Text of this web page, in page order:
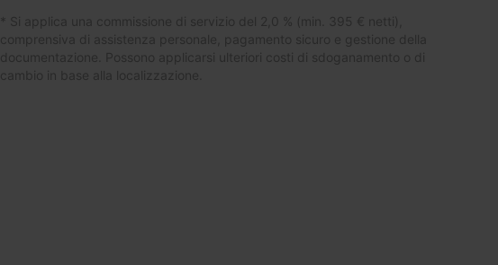
* Si applica una commissione di servizio del 2,0 % (min. 395 € netti),
comprensiva di assistenza personale, pagamento sicuro e gestione della
documentazione. Possono applicarsi ulteriori costi di sdoganamento o di
cambio in base alla localizzazione.